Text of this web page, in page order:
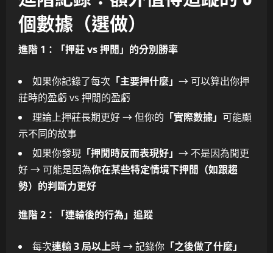
個數據（選做）
進階 1：「押莊 vs 押閒」的分別勝率
如果你記錄了每次 「主要押什麼」 → 可以算出你押
莊時的盈虧 vs 押閒的盈虧
理論上押莊長期更好 → 但你的 「實際數據」 可能顯
示不同的故事
如果你發現 「押閒時反而表現好」 → 不是因為閒更
好 → 可能是因為你在某些特定情境下押閒（如跟趨
勢）的判斷力更好
進階 2：「連輸後的行為」追蹤
每次連輸 3 局以上時 → 記錄你 「之後做了什麼」